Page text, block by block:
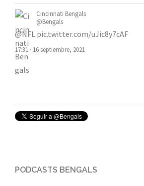
Cincinnati Bengals
@Bengals
@NFL pic.twitter.com/uJic8y7cAF
17:31 · 16 septiembre, 2021
PODCASTS BENGALS